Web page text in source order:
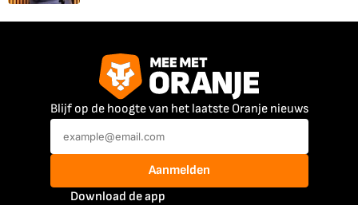
Blijf op de hoogte van het laatste Oranje nieuws
Aanmelden
Download de app